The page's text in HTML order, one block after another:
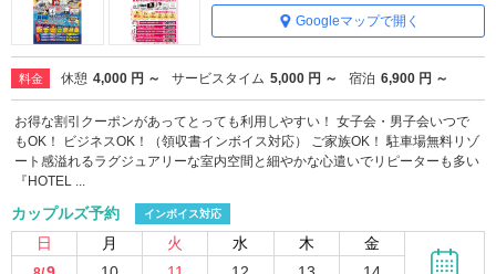
Googleマップで開く
料金 休憩 4,000 円 ～ サービスタイム 5,000 円 ～ 宿泊 6,900 円 ～
お得な割引クーポンがあってとっても利用しやすい！ 女子会・男子会いつで
もOK！ ビジネスOK！（領収書インボイス対応） ご家族OK！ 駐車場無料リゾ
ート感溢れるラグジュアリーな室内空間と細やかな心遣いでリピーターも多い
『HOTEL ...
カップルズ予約 インボイス対応
日 月 火 水 木 金